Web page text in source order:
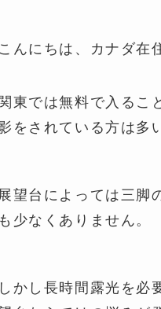
こんにちは、カナダ在
関東では無料で入るこ
をされている方は多
展望台によっては三脚
も少なくありません。
しかし長時間露光を必